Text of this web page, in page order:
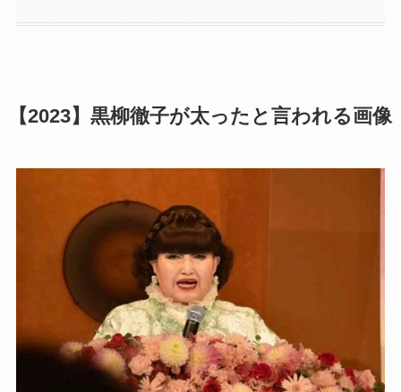
【2023】黒柳徹子が太ったと言われる画像